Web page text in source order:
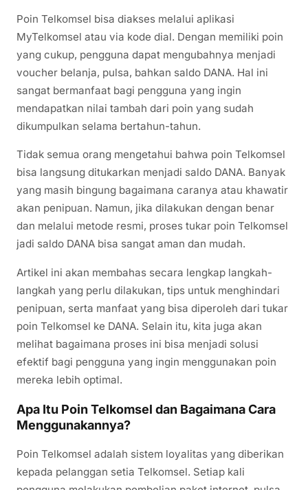
Poin Telkomsel bisa diakses melalui aplikasi
MyTelkomsel atau via kode dial. Dengan memiliki poin
yang cukup, pengguna dapat mengubahnya menjadi
voucher belanja, pulsa, bahkan saldo DANA. Hal ini
sangat bermanfaat bagi pengguna yang ingin
mendapatkan nilai tambah dari poin yang sudah
dikumpulkan selama bertahun-tahun.
Tidak semua orang mengetahui bahwa poin Telkomsel
bisa langsung ditukarkan menjadi saldo DANA. Banyak
yang masih bingung bagaimana caranya atau khawatir
akan penipuan. Namun, jika dilakukan dengan benar
dan melalui metode resmi, proses tukar poin Telkomsel
jadi saldo DANA bisa sangat aman dan mudah.
Artikel ini akan membahas secara lengkap langkah-
langkah yang perlu dilakukan, tips untuk menghindari
penipuan, serta manfaat yang bisa diperoleh dari tukar
poin Telkomsel ke DANA. Selain itu, kita juga akan
melihat bagaimana proses ini bisa menjadi solusi
efektif bagi pengguna yang ingin menggunakan poin
mereka lebih optimal.
Apa Itu Poin Telkomsel dan Bagaimana Cara
Menggunakannya?
Poin Telkomsel adalah sistem loyalitas yang diberikan
kepada pelanggan setia Telkomsel. Setiap kali